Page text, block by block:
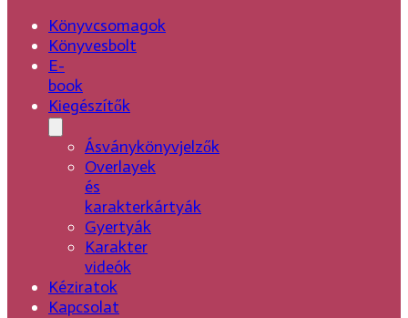
Könyvcsomagok
Könyvesbolt
E-
book
Kiegészítők
Ásványkönyvjelzők
Overlayek
és
karakterkártyák
Gyertyák
Karakter
videók
Kéziratok
Kapcsolat